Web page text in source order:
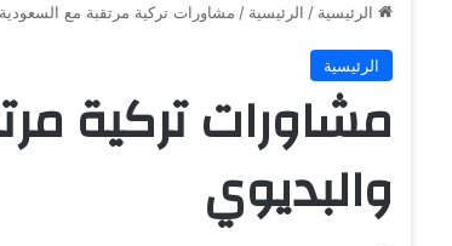
الرئيسية / الرئيسية / مشاورات تركية مرتقبة مع
الرئيسية
مشاورات تركية
والبديوي